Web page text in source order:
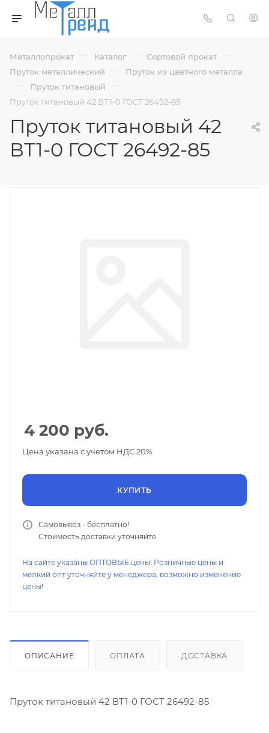
Металлопрокат — Каталог — Сортовой прокат —
Пруток металлический — Пруток из цветного металла
— Пруток титановый —
Пруток титановый 42 ВТ1-0 ГОСТ 26492-85
Пруток титановый 42
ВТ1-0 ГОСТ 26492-85
4 200 руб.
Цена указана с учетом НДС 20%
КУПИТЬ
Самовывоз - бесплатно!
Стоимость доставки уточняйте.
На сайте указаны ОПТОВЫЕ цены! Розничные цены и
мелкий опт уточняйте у менеджера, возможно изменение
цены!
ОПИСАНИЕ ОПЛАТА ДОСТАВКА
Пруток титановый 42 ВТ1-0 ГОСТ 26492-85